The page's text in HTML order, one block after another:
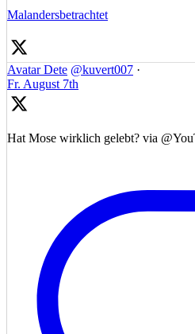
Malandersbetrachtet
Avatar Dete @kuvert007 ·
Fr. August 7th
Hat Mose wirklich gelebt? via